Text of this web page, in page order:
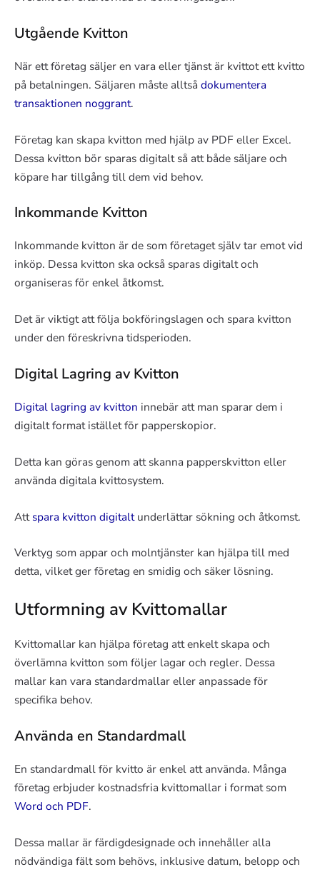
Utgående Kvitton
När ett företag säljer en vara eller tjänst är kvittot ett kvitto
på betalningen. Säljaren måste alltså dokumentera
transaktionen noggrant.
Företag kan skapa kvitton med hjälp av PDF eller Excel.
Dessa kvitton bör sparas digitalt så att både säljare och
köpare har tillgång till dem vid behov.
Inkommande Kvitton
Inkommande kvitton är de som företaget själv tar emot vid
inköp. Dessa kvitton ska också sparas digitalt och
organiseras för enkel åtkomst.
Det är viktigt att följa bokföringslagen och spara kvitton
under den föreskrivna tidsperioden.
Digital Lagring av Kvitton
Digital lagring av kvitton innebär att man sparar dem i
digitalt format istället för papperskopior.
Detta kan göras genom att skanna papperskvitton eller
använda digitala kvittosystem.
Attspara kvitton digitaltunderlättar sökning och åtkomst.
Verktyg som appar och molntjänster kan hjälpa till med
detta, vilket ger företag en smidig och säker lösning.
Utformning av Kvittomallar
Kvittomallar kan hjälpa företag att enkelt skapa och
överlämna kvitton som följer lagar och regler. Dessa
mallar kan vara standardmallar eller anpassade för
specifika behov.
Använda en Standardmall
En standardmall för kvitto är enkel att använda. Många
företag erbjuder kostnadsfria kvittomallar i format som
Word och PDF.
Dessa mallar är färdigdesignade och innehåller alla
nödvändiga fält som behövs, inklusive datum, belopp och